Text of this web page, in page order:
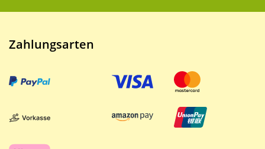
Zahlungsarten